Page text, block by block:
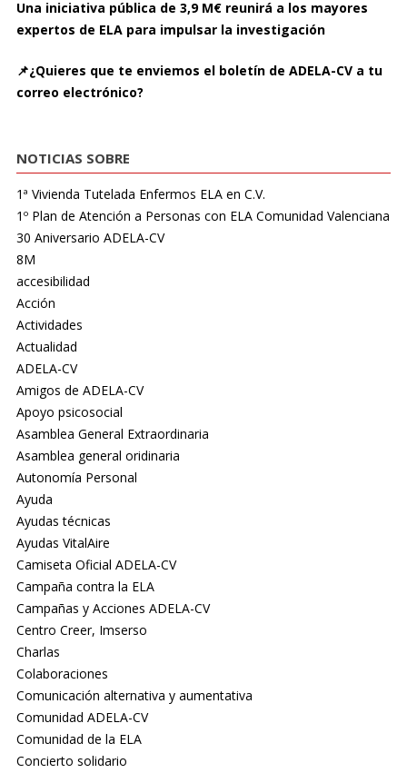
Una iniciativa pública de 3,9 M€ reunirá a los mayores
expertos de ELA para impulsar la investigación
📌¿Quieres que te enviemos el boletín de ADELA-CV a tu
correo electrónico?
NOTICIAS SOBRE
1ª Vivienda Tutelada Enfermos ELA en C.V.
1º Plan de Atención a Personas con ELA Comunidad Valenciana
30 Aniversario ADELA-CV
8M
accesibilidad
Acción
Actividades
Actualidad
ADELA-CV
Amigos de ADELA-CV
Apoyo psicosocial
Asamblea General Extraordinaria
Asamblea general oridinaria
Autonomía Personal
Ayuda
Ayudas técnicas
Ayudas VitalAire
Camiseta Oficial ADELA-CV
Campaña contra la ELA
Campañas y Acciones ADELA-CV
Centro Creer, Imserso
Charlas
Colaboraciones
Comunicación alternativa y aumentativa
Comunidad ADELA-CV
Comunidad de la ELA
Concierto solidario